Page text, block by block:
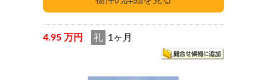
4.95 万円 礼 1ヶ月